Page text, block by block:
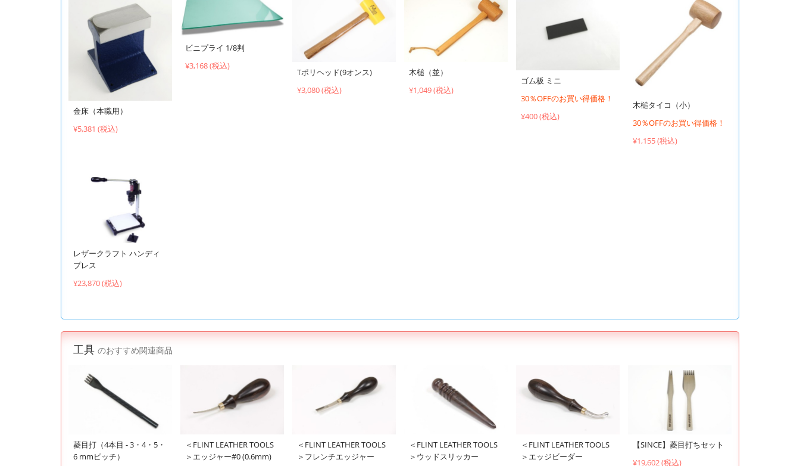
金床（本職用）
¥5,381 (税込)
ビニプライ 1/8判
¥3,168 (税込)
Tポリヘッド(9オンス)
¥3,080 (税込)
木槌（並）
¥1,049 (税込)
ゴム板 ミニ
30％OFFのお買い得価格！
¥400 (税込)
木槌タイコ（小）
30％OFFのお買い得価格！
¥1,155 (税込)
レザークラフト ハンディ
プレス
¥23,870 (税込)
工具 のおすすめ関連商品
菱目打（4本目 - 3・4・5・
6 mmピッチ）
＜FLINT LEATHER TOOLS
＞エッジャー#0 (0.6mm)
＜FLINT LEATHER TOOLS
＞フレンチエッジャー
＜FLINT LEATHER TOOLS
＞ウッドスリッカー
＜FLINT LEATHER TOOLS
＞エッジビーダー
【SINCE】菱目打ちセット
¥19,602 (税込)